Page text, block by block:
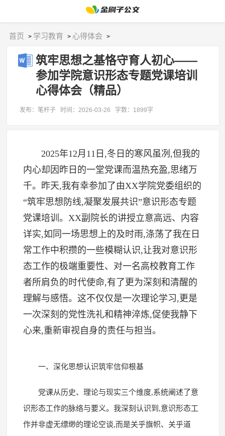
首页 > 学习教育 > 心得体会 >
筑牢思想之基恪守育人初心——
参加学院意识形态专题党课培训
心得体会（精品）
发布：笔杆子 时间：2026-03-26 字数：1899字
2025年12月11日,冬日的寒风虽冽,但我的
内心却因昨日的一堂党课而温热充盈,思绪万
千。昨天,我有幸参加了由XX学院党委组织的
“筑牢思想防线,凝聚发展共识”意识形态专题
党课培训。XX副院长的讲授立意高远、内容
详实,如同一场思想上的及时雨,涤荡了我在日
常工作中积攒的一些模糊认识,让我对意识形
态工作的极端重要性、对一名高校教育工作
者所肩负的时代使命,有了更为深刻和清醒的
理解与感悟。这不仅仅是一次理论学习,更是
一次深刻的党性洗礼和精神淬炼,促使我静下
心来,重新审视自身的责任与担当。
一、深化思想认识筑牢信仰根基
党课从历史、理论与现实三个维度,系统阐述了意
识形态工作的脉络与要义。我深刻认识到,意识形态工
作并非虚无缥缈的理论空谈,而是关乎旗帜、关乎道